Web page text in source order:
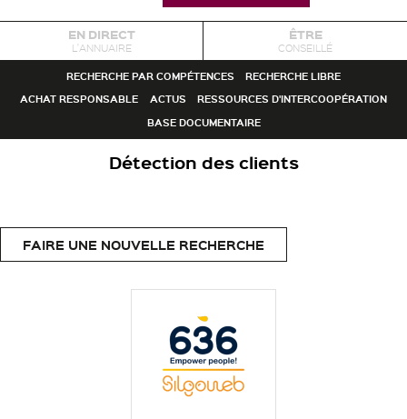
EN DIRECT
L'ANNUAIRE
ÊTRE
CONSEILLÉ
RECHERCHE PAR COMPÉTENCES
RECHERCHE LIBRE
ACHAT RESPONSABLE
ACTUS
RESSOURCES D'INTERCOOPÉRATION
BASE DOCUMENTAIRE
Détection des clients
FAIRE UNE NOUVELLE RECHERCHE